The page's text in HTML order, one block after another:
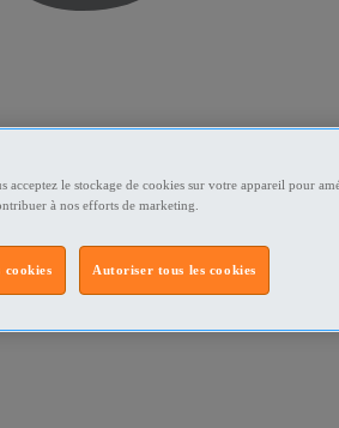
acceptez le stockage de cookies sur votre appareil pour
à nos efforts de marketing.
Autoriser tous les cookies
cookies